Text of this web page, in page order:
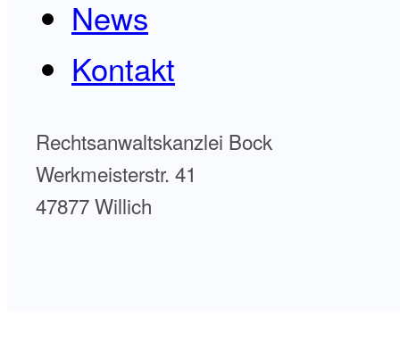
News
Kontakt
Rechtsanwaltskanzlei Bock
Werkmeisterstr. 41
47877 Willich